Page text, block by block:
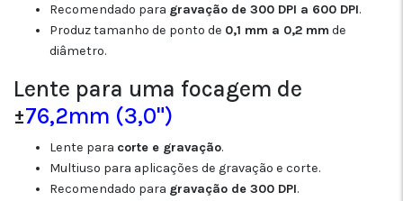
Recomendado para gravação de 300 DPI a 600 DPI.
Produz tamanho de ponto de 0,1 mm a 0,2 mm de
diâmetro.
Lente para uma focagem de
±76,2mm (3,0")
Lente para corte e gravação.
Multiuso para aplicações de gravação e corte.
Recomendado para gravação de 300 DPI.